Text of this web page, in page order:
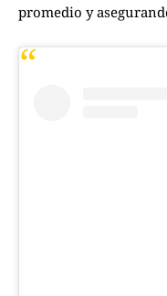
promedio y